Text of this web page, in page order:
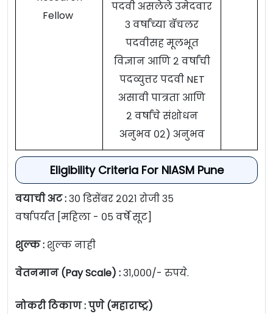
Fellow
पदवी असलेले उमेदवार
३ वर्षांच्या बॅचलर
पदवीसह मूलभूत
विज्ञान आणि २ वर्षांची
पदव्युत्तर पदवी NET
असावी पात्रता आणि
२ वर्षांचे संशोधन
अनुभव ०२) अनुभव
Eligibility Criteria For NIASM Pune
वयाची अट :३० डिसेंबर २०२१ रोजी ३५
वर्षापर्यंत [महिला - ०५ वर्षे सूट]
शुल्क : शुल्क नाही
वेतनमान (Pay Scale) :३१,०००/- रुपये.
नोकरी ठिकाण : पुणे (महाराष्ट्र)